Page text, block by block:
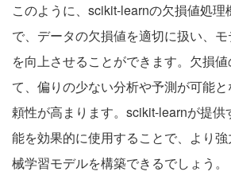
このように、scikit-learnの欠損値処理
で、データの欠損値を適切に扱い、
を向上させることができます。欠損
て、偏りの少ない分析や予測が可能
頼性が高まります。scikit-learnが提
能を効果的に使用することで、より
械学習モデルを構築できるでしょう。